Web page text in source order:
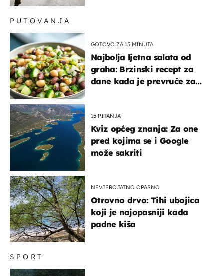
SPORT
PUTOVANJA
GOTOVO ZA 15 MINUTA
Najbolja ljetna salata od
graha: Brzinski recept za
dane kada je prevruće za
15 PITANJA
Kviz općeg znanja: Za one
pred kojima se i Google
može sakriti
NEVJEROJATNO OPASNO
Otrovno drvo: Tihi ubojica
koji je najopasniji kada
padne kiša